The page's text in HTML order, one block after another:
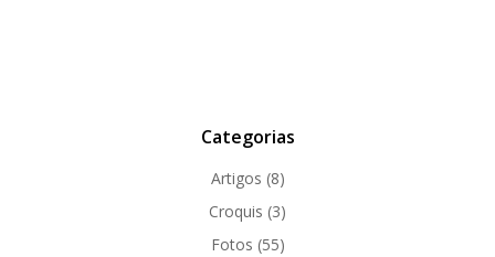
Categorias
Artigos (8)
Croquis (3)
Fotos (55)